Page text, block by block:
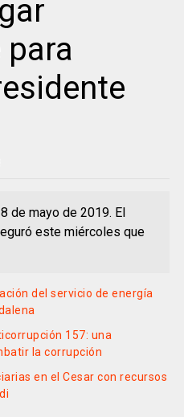
de mayo de 2019. El
este miércoles que
del servicio de energía
157: una
la corrupción
en el Cesar con recursos